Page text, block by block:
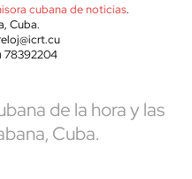
cubana de noticias.
Cuba.
78392204
de la hora y las
Cuba.